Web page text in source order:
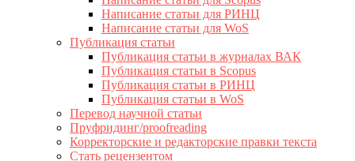
Написание статьи для РИНЦ
Написание статьи для WoS
Публикация статьи
Публикация статьи в журналах ВАК
Публикация статьи в Scopus
Публикация статьи в РИНЦ
Публикация статьи в WoS
Перевод научной статьи
Пруфридинг/proofreading
Корректорские и редакторские правки текста
Стать рецензентом